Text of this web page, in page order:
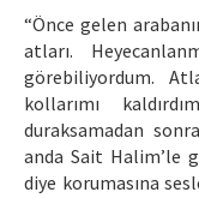
“Önce gelen
atları.
görebiliyordum.
kollarımı
duraksamadan
anda Sait Halim’le
diye korumasına